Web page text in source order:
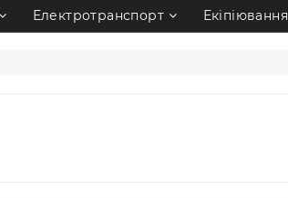
Електротранспорт Екіпіювання